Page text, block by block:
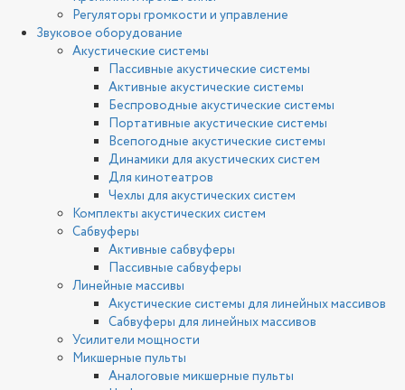
Регуляторы громкости и управление
Звуковое оборудование
Акустические системы
Пассивные акустические системы
Активные акустические системы
Беспроводные акустические системы
Портативные акустические системы
Всепогодные акустические системы
Динамики для акустических систем
Для кинотеатров
Чехлы для акустических систем
Комплекты акустических систем
Сабвуферы
Активные сабвуферы
Пассивные сабвуферы
Линейные массивы
Акустические системы для линейных массивов
Сабвуферы для линейных массивов
Усилители мощности
Микшерные пульты
Аналоговые микшерные пульты